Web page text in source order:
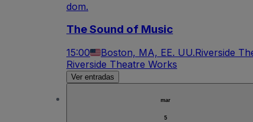
dom.
The Sound of Music
15:00 Boston, MA, EE. UU.Riverside
Riverside Theatre Works
Ver entradas
mar
5